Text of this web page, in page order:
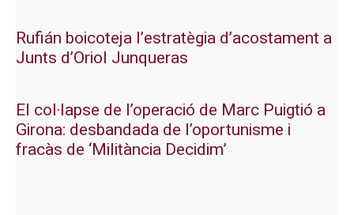
Rufián boicoteja l’estratègia d’acostament a
Junts d’Oriol Junqueras
El col·lapse de l’operació de Marc Puigtió a
Girona: desbandada de l’oportunisme i
fracàs de ‘Militància Decidim’